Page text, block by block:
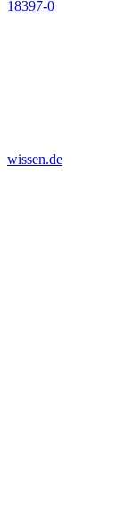
18397-0
wissen.de